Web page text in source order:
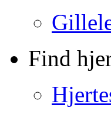
Find